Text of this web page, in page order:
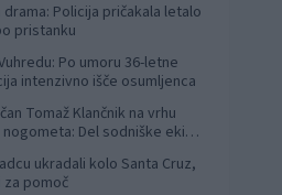
Policija pričakala letalo
pristanku
Po umoru 36-letne
intenzivno išče osumljenca
Tomaž Klančnik na vrhu
Del sodniške ekipe
ukradali kolo Santa Cruz,
pomoč